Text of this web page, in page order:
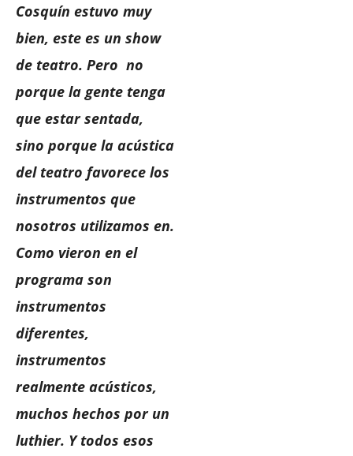
Cosquín estuvo muy
bien, este es un show
de teatro. Pero no
porque la gente tenga
que estar sentada,
sino porque la acústica
del teatro favorece los
instrumentos que
nosotros utilizamos en.
Como vieron en el
programa son
instrumentos
diferentes,
instrumentos
realmente acústicos,
muchos hechos por un
luthier. Y todos esos